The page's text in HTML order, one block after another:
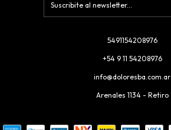
5491154208976
+54 9 11 54208976
info@doloresba.com.ar
Arenales 1134 - Retiro